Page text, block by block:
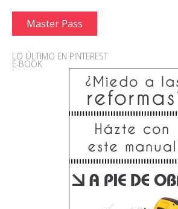
Master Pass
LO ÚLTIMO EN PINTEREST
E-BOOK